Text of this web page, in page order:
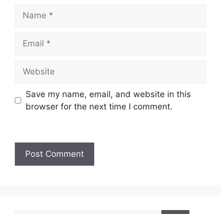
Save my name, email, and website in this
browser for the next time I comment.